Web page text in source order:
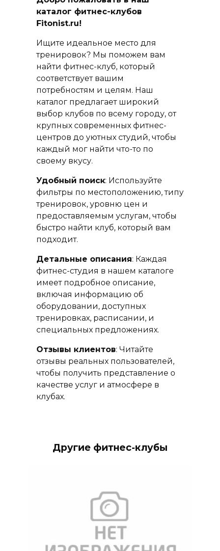
каталог фитнес-клубов
Fitonist.ru!
Ищите идеальное место для
тренировок? Мы поможем вам
найти фитнес-клуб, который
соответствует вашим
потребностям и целям. Наш
каталог предлагает широкий
выбор клубов по всему городу, от
крупных современных фитнес-
центров до уютных студий, чтобы
каждый мог найти что-то по
своему вкусу.
Удобный поиск: Используйте
фильтры по местоположению, типу
тренировок, уровню цен и
предоставляемым услугам, чтобы
быстро найти клуб, который вам
подходит.
Детальные описания: Каждая
фитнес-студия в нашем каталоге
имеет подробное описание,
включая информацию об
оборудовании, доступных
тренировках, расписании, и
специальных предложениях.
Отзывы клиентов: Читайте
отзывы реальных пользователей,
чтобы получить представление о
качестве услуг и атмосфере в
клубах.
Другие фитнес-клубы